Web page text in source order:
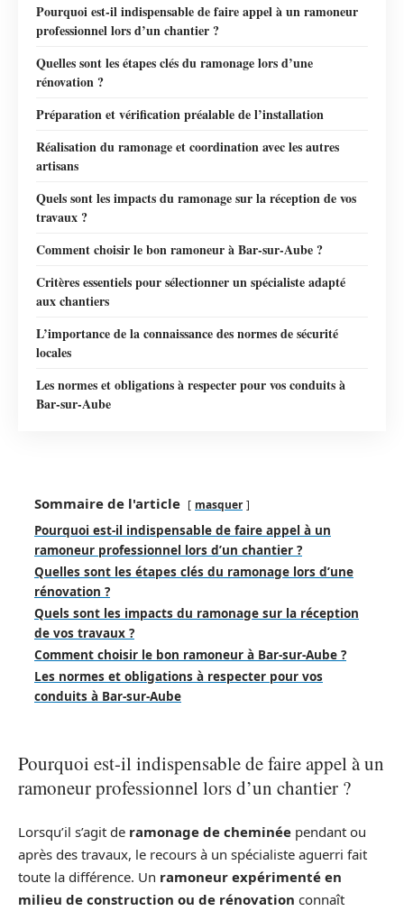
Pourquoi est-il indispensable de faire appel à un ramoneur
professionnel lors d’un chantier ?
Quelles sont les étapes clés du ramonage lors d’une
rénovation ?
Préparation et vérification préalable de l’installation
Réalisation du ramonage et coordination avec les autres
artisans
Quels sont les impacts du ramonage sur la réception de vos
travaux ?
Comment choisir le bon ramoneur à Bar-sur-Aube ?
Critères essentiels pour sélectionner un spécialiste adapté
aux chantiers
L’importance de la connaissance des normes de sécurité
locales
Les normes et obligations à respecter pour vos conduits à
Bar-sur-Aube
Sommaire de l'article masquer
Pourquoi est-il indispensable de faire appel à un
ramoneur professionnel lors d’un chantier ?
Quelles sont les étapes clés du ramonage lors d’une
rénovation ?
Quels sont les impacts du ramonage sur la réception
de vos travaux ?
Comment choisir le bon ramoneur à Bar-sur-Aube ?
Les normes et obligations à respecter pour vos
conduits à Bar-sur-Aube
Pourquoi est-il indispensable de faire appel à un
ramoneur professionnel lors d’un chantier ?
Lorsqu’il s’agit de ramonage de cheminée pendant ou
après des travaux, le recours à un spécialiste aguerri fait
toute la différence. Un ramoneur expérimenté en
milieu de construction ou de rénovation connaît